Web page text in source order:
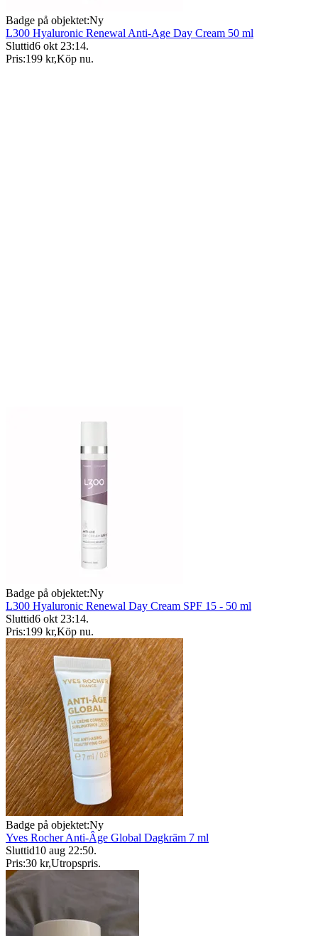
Badge på objektet:Ny
L300 Hyaluronic Renewal Anti-Age Day Cream 50 ml
Sluttid6 okt 23:14.
Pris:199 kr,Köp nu.
Badge på objektet:Ny
L300 Hyaluronic Renewal Day Cream SPF 15 - 50 ml
Sluttid6 okt 23:14.
Pris:199 kr,Köp nu.
Badge på objektet:Ny
Yves Rocher Anti-Âge Global Dagkräm 7 ml
Sluttid10 aug 22:50.
Pris:30 kr,Utropspris.